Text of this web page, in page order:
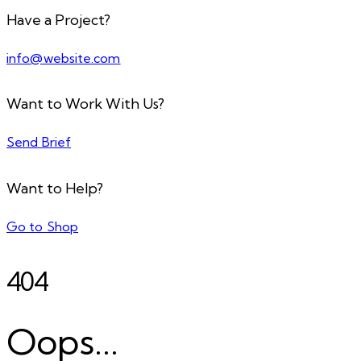
Have a Project?
info@website.com
Want to Work With Us?
Send Brief
Want to Help?
Go to Shop
404
Oops...